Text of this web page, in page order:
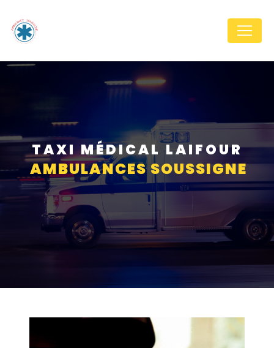
TAXI MÉDICAL LAIFOUR
AMBULANCES SOUSSIGNE